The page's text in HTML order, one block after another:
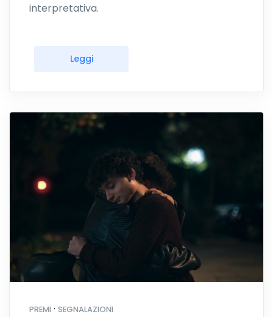
interpretativa.
Leggi
PREMI · SEGNALAZIONI